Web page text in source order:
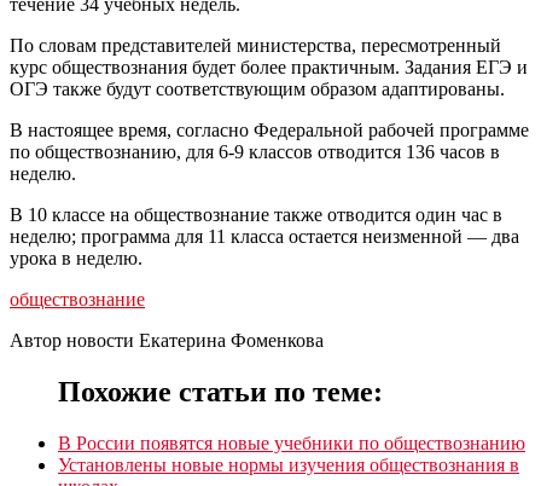
По словам представителей министерства, пересмотренный
курс обществознания будет более практичным. Задания ЕГЭ и
ОГЭ также будут соответствующим образом адаптированы.
В настоящее время, согласно Федеральной рабочей программе
по обществознанию, для 6-9 классов отводится 136 часов в
неделю.
В 10 классе на обществознание также отводится один час в
неделю; программа для 11 класса остается неизменной — два
урока в неделю.
обществознание
Автор новости Екатерина Фоменкова
Похожие статьи по теме:
В России появятся новые учебники по обществознанию
Установлены новые нормы изучения обществознания в